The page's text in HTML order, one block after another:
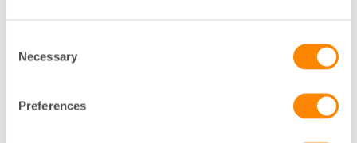
Selection
Necessary
Preferences
Det spelar ingen roll var i Sverige ni befinner er: ni
kan alltid teckna trygga och smarta elavtal med
Förnybart? Alla våra elavtal har 100 % fossilfri el